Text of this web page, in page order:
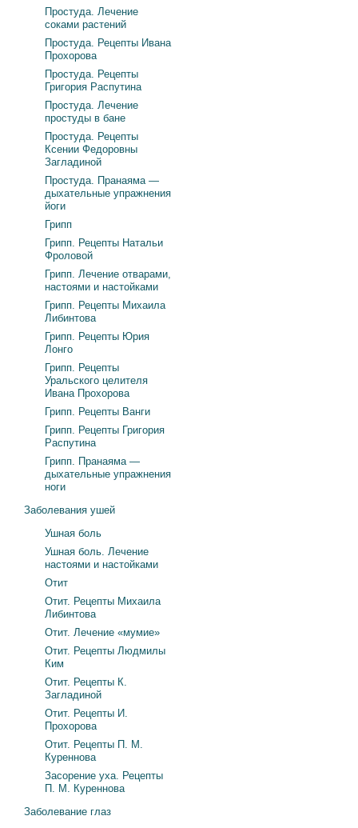
Простуда. Лечение
соками растений
Простуда. Рецепты Ивана
Прохорова
Простуда. Рецепты
Григория Распутина
Простуда. Лечение
простуды в бане
Простуда. Рецепты
Ксении Федоровны
Загладиной
Простуда. Пранаяма —
дыхательные упражнения
йоги
Грипп
Грипп. Рецепты Натальи
Фроловой
Грипп. Лечение отварами,
настоями и настойками
Грипп. Рецепты Михаила
Либинтова
Грипп. Рецепты Юрия
Лонго
Грипп. Рецепты
Уральского целителя
Ивана Прохорова
Грипп. Рецепты Ванги
Грипп. Рецепты Григория
Распутина
Грипп. Пранаяма —
дыхательные упражнения
ноги
Заболевания ушей
Ушная боль
Ушная боль. Лечение
настоями и настойками
Отит
Отит. Рецепты Михаила
Либинтова
Отит. Лечение «мумие»
Отит. Рецепты Людмилы
Ким
Отит. Рецепты К.
Загладиной
Отит. Рецепты И.
Прохорова
Отит. Рецепты П. М.
Куреннова
Засорение уха. Рецепты
П. М. Куреннова
Заболевание глаз